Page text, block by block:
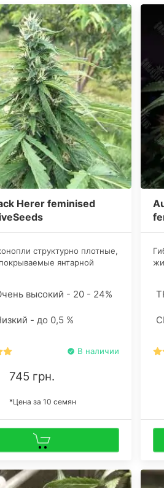
Herer feminised
структурно плотные,
янтарной
культивация в замкнутых
грунте.
высокий - 20 - 24%
- до 0,5 %
В наличии
745 грн.
*Цена за 10 семян